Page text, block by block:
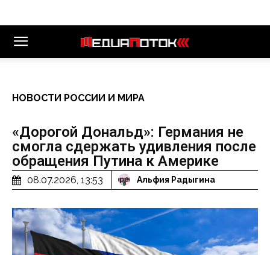
НОВОСТИ РОССИИ И МИРА
«Дорогой Дональд»: Германия не
смогла сдержать удивления после
обращения Путина к Америке
08.07.2026, 13:53 Альфия Радыгина